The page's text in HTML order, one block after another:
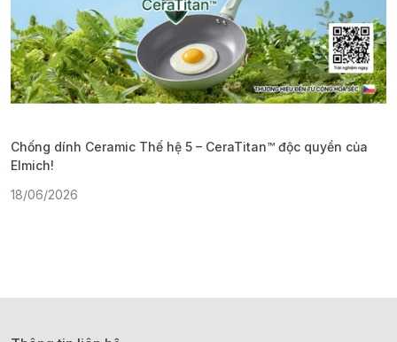
Chống dính Ceramic Thế hệ 5 – CeraTitan™ độc quyền của
Elmich!
18/06/2026